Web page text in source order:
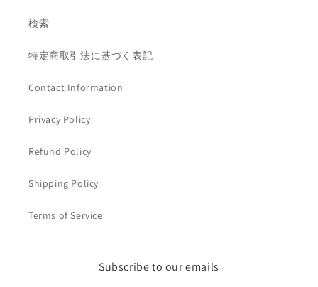
検索
特定商取引法に基づく表記
Contact Information
Privacy Policy
Refund Policy
Shipping Policy
Terms of Service
Subscribe to our emails